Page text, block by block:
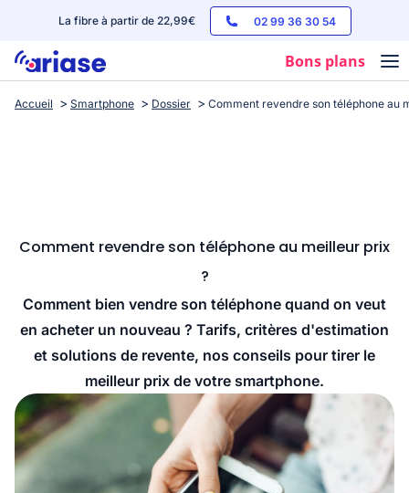
La fibre à partir de 22,99€ 02 99 36 30 54
Bons plans
Box internet
Accueil Smartphone Dossier Comment revendre son téléphone au
Comment revendre son téléphone au meilleur prix
?
Comment bien vendre son téléphone quand on veut
en acheter un nouveau ? Tarifs, critères d'estimation
et solutions de revente, nos conseils pour tirer le
meilleur prix de votre smartphone.